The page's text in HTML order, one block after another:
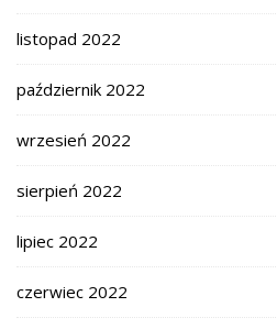
listopad 2022
październik 2022
wrzesień 2022
sierpień 2022
lipiec 2022
czerwiec 2022